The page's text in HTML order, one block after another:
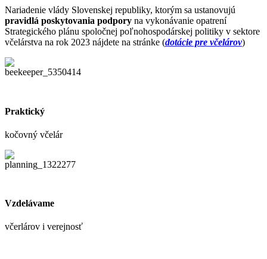
poskytovania
podpory
pre
včelárov
Nariadenie vlády Slovenskej republiky, ktorým sa ustanovujú
pravidlá poskytovania podpory na vykonávanie opatrení
Strategického plánu spoločnej poľnohospodárskej politiky v sektore
včelárstva na rok 2023 nájdete na stránke (dotácie pre včelárov)
Praktický
kočovný včelár
Vzdelávame
včerlárov i verejnosť